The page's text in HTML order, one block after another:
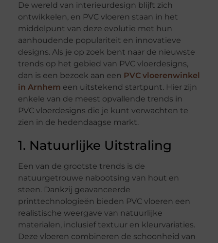
De wereld van interieurdesign blijft zich
ontwikkelen, en PVC vloeren staan in het
middelpunt van deze evolutie met hun
aanhoudende populariteit en innovatieve
designs. Als je op zoek bent naar de nieuwste
trends op het gebied van PVC vloerdesigns,
dan is een bezoek aan een PVC vloerenwinkel
in Arnhem een uitstekend startpunt. Hier zijn
enkele van de meest opvallende trends in
PVC vloerdesigns die je kunt verwachten te
zien in de hedendaagse markt.
1. Natuurlijke Uitstraling
Een van de grootste trends is de
natuurgetrouwe nabootsing van hout en
steen. Dankzij geavanceerde
printtechnologieën bieden PVC vloeren een
realistische weergave van natuurlijke
materialen, inclusief textuur en kleurvariaties.
Deze vloeren combineren de schoonheid van